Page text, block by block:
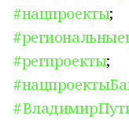
#нацпроекты;
#регпроекты;